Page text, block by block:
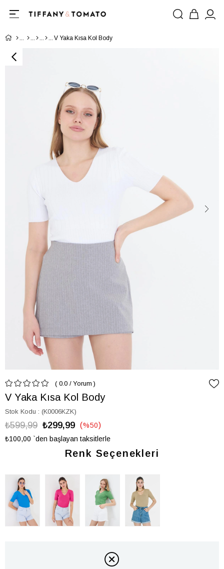
V Yaka Kısa Kol Body
0.0 / Yorum
V Yaka Kısa Kol Body
Stok Kodu (K0006KZK)
₺599,99 ₺299,99 %50
İndirim
₺100,00 `den başlayan taksitlerle
Renk Seçenekleri